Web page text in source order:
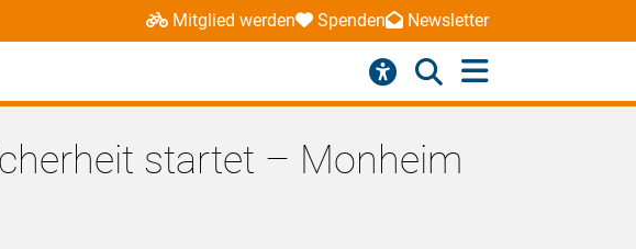
Mitglied werden Spenden Newsletter
startet – Monheim